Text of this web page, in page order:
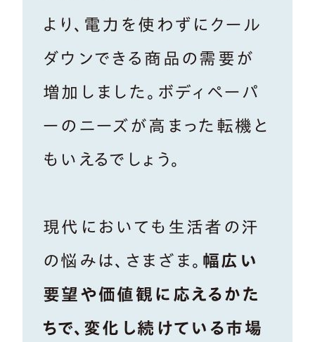
より、電力を使わずにクール
ダウンできる商品の需要が
増加しました。ボディペーパ
ーのニーズが高まった転機と
もいえるでしょう。
現代においても生活者の汗
の悩みは、さまざま。 幅広い
要望や価値観に応えるかた
ちで、変化し続けている市場